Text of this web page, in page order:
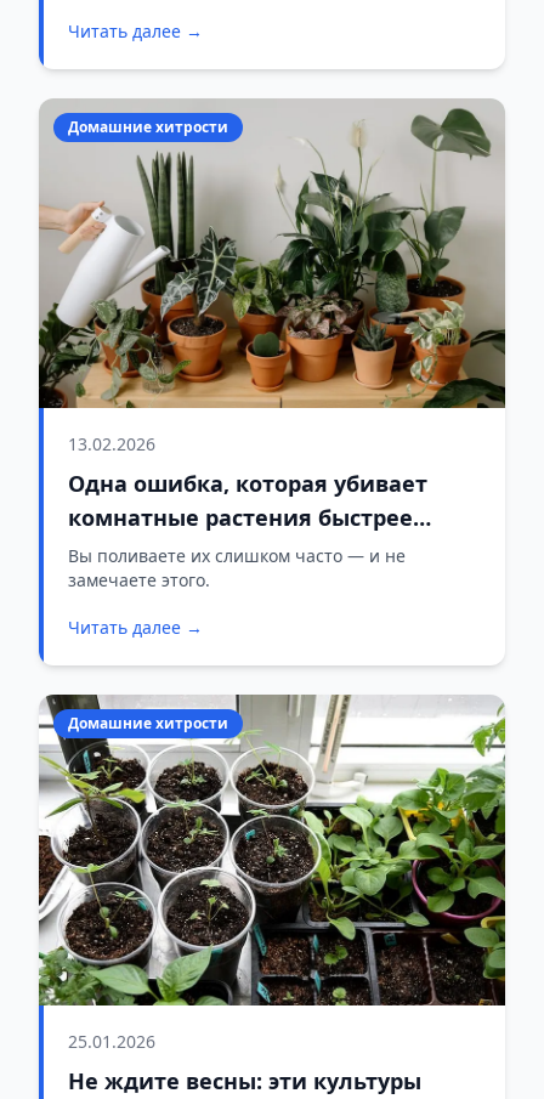
Читать далее →
Домашние хитрости
13.02.2026
Одна ошибка, которая убивает
комнатные растения быстрее
вредителей и сквозняков
Вы поливаете их слишком часто — и не
замечаете этого.
Читать далее →
Домашние хитрости
25.01.2026
Не ждите весны: эти культуры